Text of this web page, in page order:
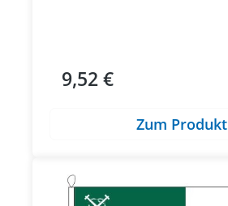
Regulärer Preis:
9,52 €
Zum Produkt